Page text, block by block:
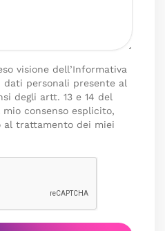
visione dell’Informativa
personali presente al
degli artt. 13 e 14 del
mio consenso esplicito,
al trattamento dei miei